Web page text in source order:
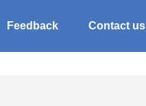
Feedback Contact us